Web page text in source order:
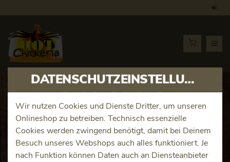
DATENSCHUTZEINSTELLUNGEN
Wir nutzen Cookies und Dienste Dritter, um unseren
Onlineshop zu betreiben. Technisch essenzielle
Cookies werden zwingend benötigt, damit bei Deinem
Besuch unseres Webshops auch alles funktioniert. Je
nach Funktion können Daten auch an Diensteanbieter
Artikeldetails
Buffalo Fries Wedges
Produktinfos